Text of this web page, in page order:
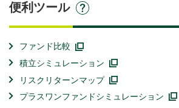
便利ツール
ファンド比較
積立シミュレーション
リスクリターンマップ
プラスワンファンドシミュレーション